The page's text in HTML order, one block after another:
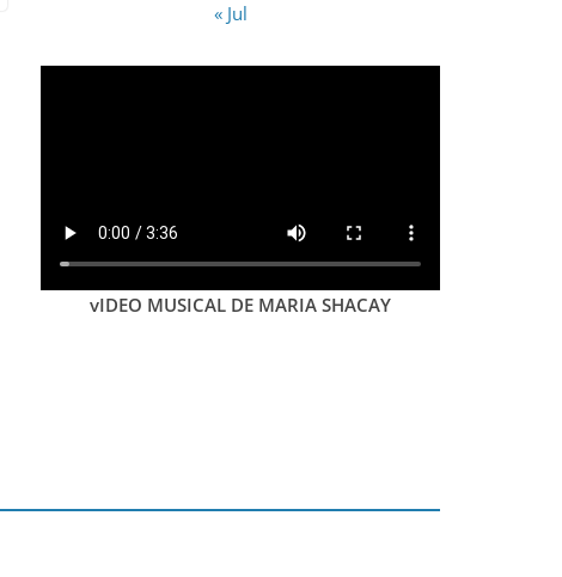
« Jul
vIDEO MUSICAL DE MARIA SHACAY